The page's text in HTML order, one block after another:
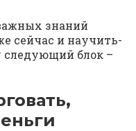
знаний
сейчас и научить-
следующий блок –